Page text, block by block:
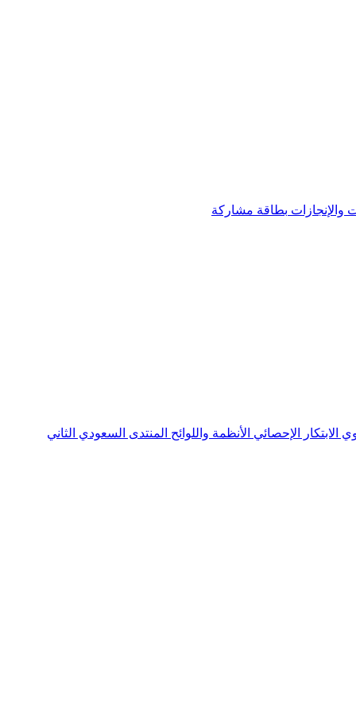
والإنجازات بطاقة مشاركة
الابتكار الإحصائي الأنظمة واللوائح المنتدى السعودي الثاني